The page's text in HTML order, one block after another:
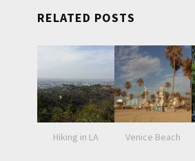
RELATED POSTS
Hiking in LA Venice Beach